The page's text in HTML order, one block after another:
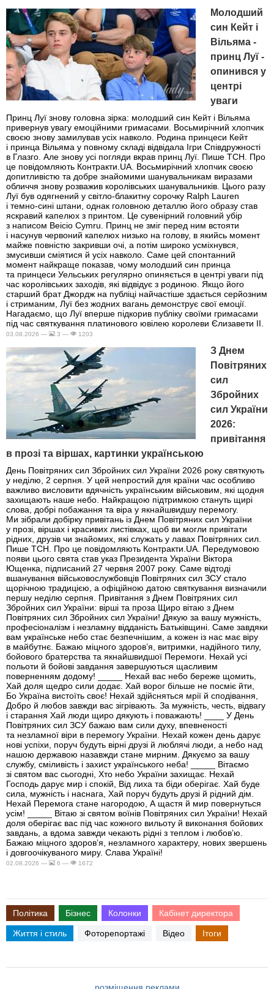
Молодший
син Кейт і
Вільяма -
принц Луї -
опинився у
центрі
уваги
Принц Луї знову головна зірка: молодший син Кейт і Вільяма
привернув увагу емоційними гримасами. Восьмирічний хлопчик
своєю знову замилував усіх навколо. Родина принцеси Кейт
і принца Вільяма у повному складі відвідала Ігри Співдружності
в Глазго. Але знову усі погляди вкрав принц Луї. Пише ТСН. Про
це повідомляють Контракти.UA. Восьмирічний хлопчик своєю
допитливістю та добре знайомими шанувальникам виразами
обличчя знову розважив королівських шанувальників. Цього разу
Луї був одягнений у світло-блакитну сорочку Ralph Lauren
і темно-сині штани, однак головною деталлю його образу став
яскравий капелюх з принтом. Це сувенірний головний убір
з написом Beicio Cymru. Принц не зміг перед ним встояти
і насунув червоний капелюх низько на голову, в якийсь момент
майже повністю закривши очі, а потім широко усміхнувся,
змусивши сміятися й усіх навколо. Саме цей спонтанний
момент найкраще показав, чому молодший син принца
та принцеси Уельських регулярно опиняється в центрі уваги під
час королівських заходів, які відвідує з родиною. Якщо його
старший брат Джордж на публіці найчастіше здається серйозним
і стриманим, Луї без жодних вагань демонструє свої емоції.
Нагадаємо, що Луї вперше підкорив публіку своїми гримасами
під час святкування платинового ювілею королеви Єлизавети II.
03.08.2026 — 3 — 1203
З Днем
Повітряних
сил
Збройних
сил України
2026:
привітання
в прозі та віршах, картинки українською
День Повітряних сил Збройних сил України 2026 року святкують
у неділю, 2 серпня. У цей непростий для країни час особливо
важливо висловити вдячність українським військовим, які щодня
захищають наше небо. Найкращою підтримкою стануть щирі
слова, добрі побажання та віра у якнайшвидшу перемогу.
Ми зібрали добірку привітань із Днем Повітряних сил України
у прозі, віршах і красивих листівках, щоб ви могли привітати
рідних, друзів чи знайомих, які служать у лавах Повітряних сил.
Пише ТСН. Про це повідомляють Контракти.UA. Передумовою
появи цього свята став указ Президента України Віктора
Ющенка, підписаний 27 червня 2007 року. Саме відтоді
вшанування військовослужбовців Повітряних сил ЗСУ стало
щорічною традицією, а офіційною датою святкування визначили
першу неділю серпня. Привітання з Днем Повітряних сил
Збройних сил України: вірші та проза Щиро вітаю з Днем
Повітряних сил Збройних сил України! Дякую за вашу мужність,
професіоналізм і незламну відданість Батьківщині. Саме завдяки
вам українське небо стає безпечнішим, а кожен із нас має віру
в майбутнє. Бажаю міцного здоров’я, витримки, надійного тилу,
бойового братерства та якнайшвидшої Перемоги. Нехай усі
польоти й бойові завдання завершуються щасливим
поверненням додому! _____ Нехай вас небо береже щомить,
Хай доля щедро сили додає. Хай ворог більше не посміє йти,
Бо Україна вистоїть своє! Нехай здійсняться мрії й сподівання,
Добро й любов завжди вас зігрівають. За мужність, честь, відвагу
і старання Хай люди щиро дякують і поважають! ____ У День
Повітряних сил ЗСУ бажаю вам сили духу, впевненості
та незламної віри в перемогу України. Нехай кожен день дарує
нові успіхи, поруч будуть вірні друзі й люблячі люди, а небо над
нашою державою назавжди стане мирним. Дякуємо за вашу
службу, сміливість і захист українського неба! _____ Вітаємо
зі святом вас сьогодні, Хто небо України захищає. Нехай
Господь дарує мир і спокій, Від лиха та біди оберігає. Хай буде
сила, мужність і наснага, Хай поруч будуть друзі й рідний дім.
Нехай Перемога стане нагородою, А щастя й мир повернуться
усім! _____ Вітаю зі святом воїнів Повітряних сил України! Нехай
доля оберігає вас під час кожного вильоту й виконання бойових
завдань, а вдома завжди чекають рідні з теплом і любов’ю.
Бажаю міцного здоров’я, незламного характеру, нових звершень
і довгоочікуваного миру. Слава Україні!
02.08.2026 — 6 — 1672
Політика Бізнес Колонки Кабінет директора
Життя і стиль Фоторепортажі Відео Ітоги